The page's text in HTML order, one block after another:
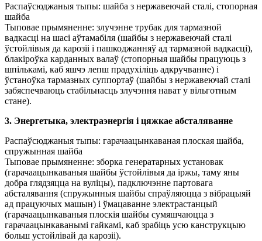
Распаўсюджаныя тыпы: шайба з нержавеючай сталі, стопорная
шайба
Тыповае прымяненне: злучэнне трубак для тармазной
вадкасці на шасі аўтамабіля (шайбы з нержавеючай сталі
ўстойлівыя да карозіі і пашкоджанняў ад тармазной вадкасці),
блакіроўка карданных валаў (стопорныя шайбы працуюць з
шпількамі, каб яшчэ лепш прадухіліць адкручванне) і
ўстаноўка тармазных суппортаў (шайбы з нержавеючай сталі
забяспечваюць стабільнасць злучэння нават у вільготным
стане).
3. Энергетыка, электраэнергія і цяжкае абсталяванне
Распаўсюджаныя тыпы: гарачаацынкаваная плоская шайба,
спружынная шайба
Тыповае прымяненне: зборка генератарных установак
(гарачаацынкаваныя шайбы ўстойлівыя да іржы, таму яны
добра глядзяцца на вуліцы), падключэнне партовага
абсталявання (спружынныя шайбы спраўляюцца з вібрацыяй
ад працуючых машын) і ўмацаванне электрастанцый
(гарачаацынкаваныя плоскія шайбы сумяшчаюцца з
гарачаацынкаванымі гайкамі, каб зрабіць усю канструкцыю
больш устойлівай да карозіі).